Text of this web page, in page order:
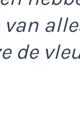
van
de